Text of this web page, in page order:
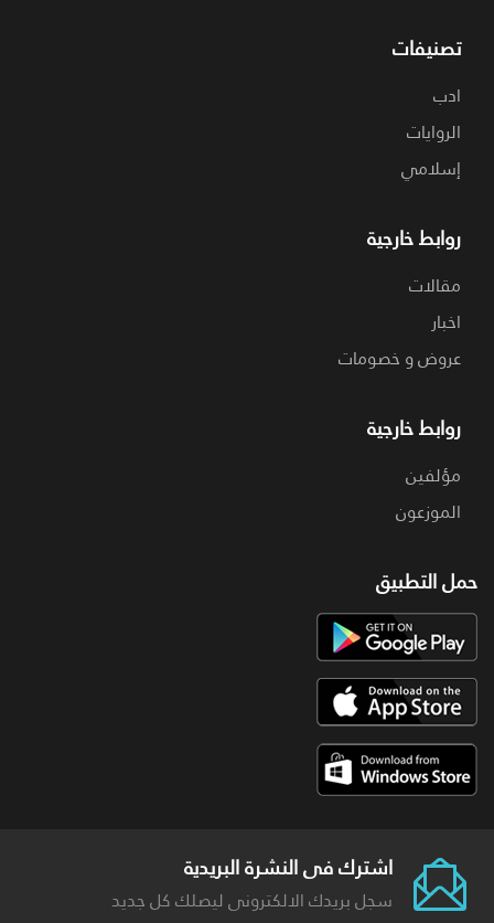
تصنيفات
ادب
الروايات
إسلامي
روابط خارجية
مقالات
اخبار
عروض و خصومات
روابط خارجية
مؤلفين
الموزعون
حمل التطبيق
اشترك فى النشرة البريدية
سجل بريدك الالكترونى ليصلك كل جديد